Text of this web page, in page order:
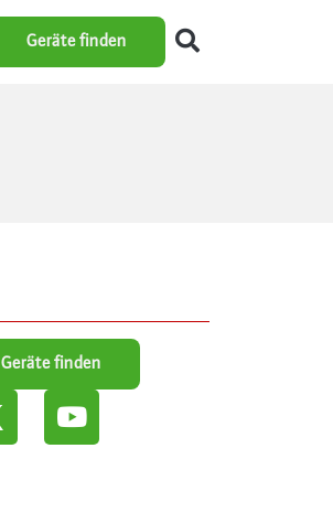
Geräte finden
Geräte finden